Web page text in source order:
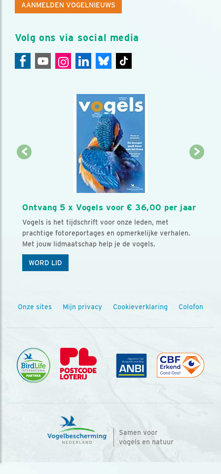
AANMELDEN VOGELNIEUWS
Volg ons via social media
Ontvang 5 x Vogels voor € 36,00 per jaar
Vogels is het tijdschrift voor onze leden, met
prachtige fotoreportages en opmerkelijke verhalen.
Met jouw lidmaatschap help je de vogels.
WORD LID
Onze sites Mijn privacy Cookieverklaring Colofon
Samen voor
vogels en natuur